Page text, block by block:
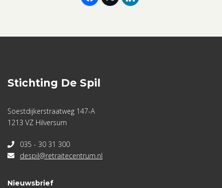
Stichting De Spil
Soestdijkerstraatweg 147-A
1213 VZ Hilversum
035 - 30 31 300
despil@retraitecentrum.nl
Nieuwsbrief